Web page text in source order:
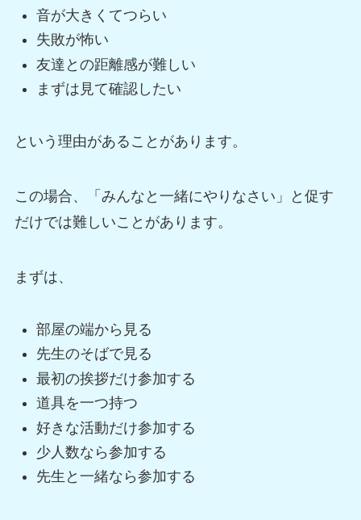
音が大きくてつらい
失敗が怖い
友達との距離感が難しい
まずは見て確認したい
という理由があることがあります。
この場合、「みんなと一緒にやりなさい」と促す
だけでは難しいことがあります。
まずは、
部屋の端から見る
先生のそばで見る
最初の挨拶だけ参加する
道具を一つ持つ
好きな活動だけ参加する
少人数なら参加する
先生と一緒なら参加する